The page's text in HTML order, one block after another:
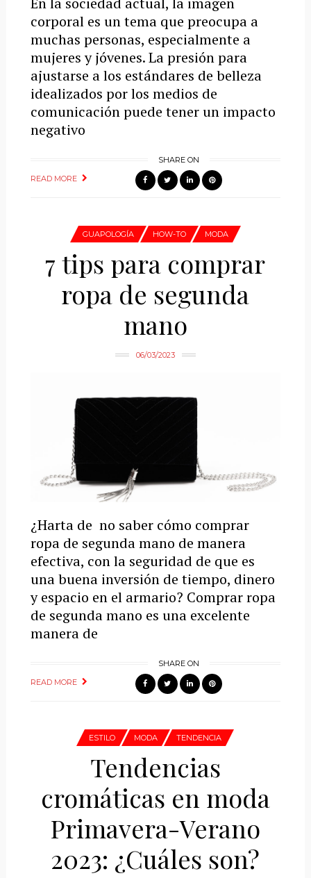
corporal es un tema que preocupa a
muchas personas, especialmente a
mujeres y jóvenes. La presión para
ajustarse a los estándares de belleza
idealizados por los medios de
comunicación puede tener un impacto
negativo
READ MORE
SHARE ON
GUAPOLOGÍA HOW-TO MODA
7 tips para comprar
ropa de segunda
mano
06/03/2023
¿Harta de no saber cómo comprar
ropa de segunda mano de manera
efectiva, con la seguridad de que es
una buena inversión de tiempo, dinero
y espacio en el armario? Comprar ropa
de segunda mano es una excelente
manera de
READ MORE
SHARE ON
ESTILO MODA TENDENCIA
Tendencias
cromáticas en moda
Primavera-Verano
2023: ¿Cuáles son?